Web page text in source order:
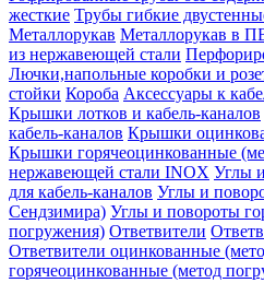
жесткие Трубы гибкие
Металлорукав Металлорукав в
из нержавеющей стали
Лючки,напольные коробки и
стойки Короба Аксессуары к
Крышки лотков и кабель-каналов
кабель-каналов Крышки
Крышки горячеоцинкованные
нержавеющей стали INOX Углы
для кабель-каналов Углы и
Сендзимира) Углы и повороты
погружения) Ответвители
Ответвители оцинкованные
горячеоцинкованные (метод